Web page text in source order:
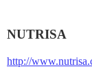
NUTRISA
http://